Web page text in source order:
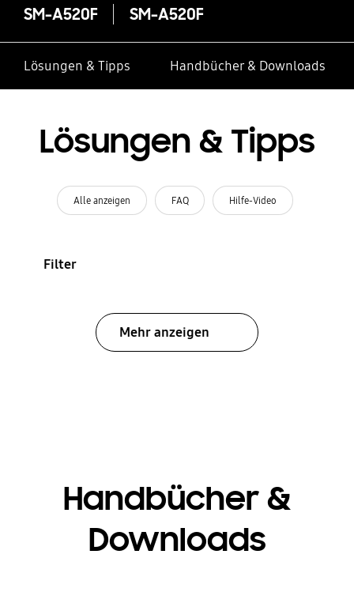
SM-A520F SM-A520F
Lösungen & Tipps Handbücher & Downloads
Lösungen & Tipps
Alle anzeigen FAQ Hilfe-Video
Filter
Mehr anzeigen
Handbücher &
Downloads